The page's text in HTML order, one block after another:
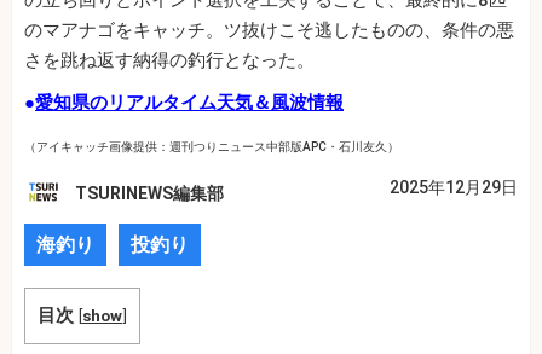
のマアナゴをキャッチ。ツ抜けこそ逃したものの、条件の悪
さを跳ね返す納得の釣行となった。
●愛知県のリアルタイム天気＆風波情報
（アイキャッチ画像提供：週刊つりニュース中部版APC・石川友久）
TSURINEWS編集部 2025年12月29日
海釣り 投釣り
目次 [show]